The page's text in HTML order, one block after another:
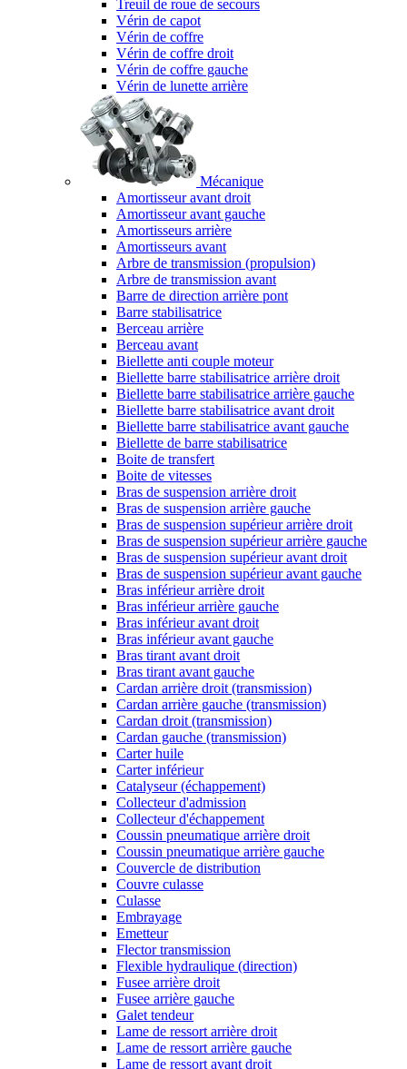
Treuil de roue de secours
Vérin de capot
Vérin de coffre
Vérin de coffre droit
Vérin de coffre gauche
Vérin de lunette arrière
Mécanique
Amortisseur avant droit
Amortisseur avant gauche
Amortisseurs arrière
Amortisseurs avant
Arbre de transmission (propulsion)
Arbre de transmission avant
Barre de direction arrière pont
Barre stabilisatrice
Berceau arrière
Berceau avant
Biellette anti couple moteur
Biellette barre stabilisatrice arrière droit
Biellette barre stabilisatrice arrière gauche
Biellette barre stabilisatrice avant droit
Biellette barre stabilisatrice avant gauche
Biellette de barre stabilisatrice
Boite de transfert
Boite de vitesses
Bras de suspension arrière droit
Bras de suspension arrière gauche
Bras de suspension supérieur arrière droit
Bras de suspension supérieur arrière gauche
Bras de suspension supérieur avant droit
Bras de suspension supérieur avant gauche
Bras inférieur arrière droit
Bras inférieur arrière gauche
Bras inférieur avant droit
Bras inférieur avant gauche
Bras tirant avant droit
Bras tirant avant gauche
Cardan arrière droit (transmission)
Cardan arrière gauche (transmission)
Cardan droit (transmission)
Cardan gauche (transmission)
Carter huile
Carter inférieur
Catalyseur (échappement)
Collecteur d'admission
Collecteur d'échappement
Coussin pneumatique arrière droit
Coussin pneumatique arrière gauche
Couvercle de distribution
Couvre culasse
Culasse
Embrayage
Emetteur
Flector transmission
Flexible hydraulique (direction)
Fusee arrière droit
Fusee arrière gauche
Galet tendeur
Lame de ressort arrière droit
Lame de ressort arrière gauche
Lame de ressort avant droit